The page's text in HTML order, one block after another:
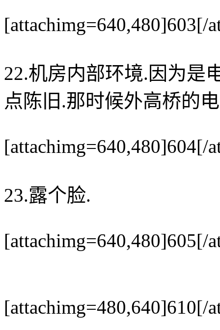
[attachimg=640,480]603[/
22.机房内部环境.因为是
点陈旧.那时候外高桥的
[attachimg=640,480]604[/
23.露个脸.
[attachimg=640,480]605[/
[attachimg=480,640]610[/